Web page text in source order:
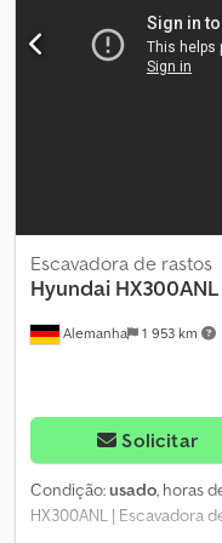
vídeo? Dica: A referência
utilizada ao procurar
máquina e o nosso
recursos úteis para
equipamentos,
Alemanha 1 953 km
Escavadora de rastos
Hyundai HX300ANL
Solicitar
Condição:usado, horas
HX300ANL | Escavadora